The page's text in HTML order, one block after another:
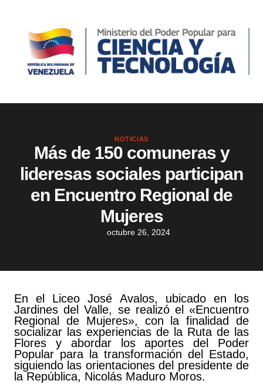
NOTICIAS
Más de 150 comuneras y
lideresas sociales participan
en Encuentro Regional de
Mujeres
octubre 26, 2024
En el Liceo José Avalos, ubicado en los
Jardines del Valle, se realizó el «Encuentro
Regional de Mujeres», con la finalidad de
socializar las experiencias de la Ruta de las
Flores y abordar los aportes del Poder
Popular para la transformación del Estado,
siguiendo las orientaciones del presidente de
la República, Nicolás Maduro Moros.